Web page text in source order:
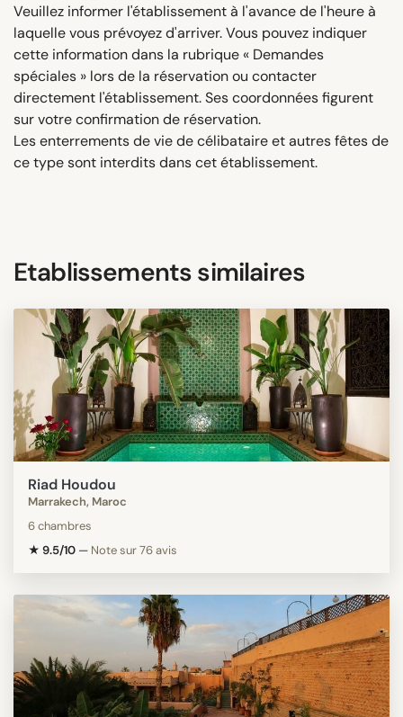
Veuillez informer l'établissement à l'avance de l'heure à
laquelle vous prévoyez d'arriver. Vous pouvez indiquer
cette information dans la rubrique « Demandes
spéciales » lors de la réservation ou contacter
directement l'établissement. Ses coordonnées figurent
sur votre confirmation de réservation.
Les enterrements de vie de célibataire et autres fêtes de
ce type sont interdits dans cet établissement.
Etablissements similaires
Riad Houdou
Marrakech, Maroc
6 chambres
★ 9.5/10 — Note sur 76 avis